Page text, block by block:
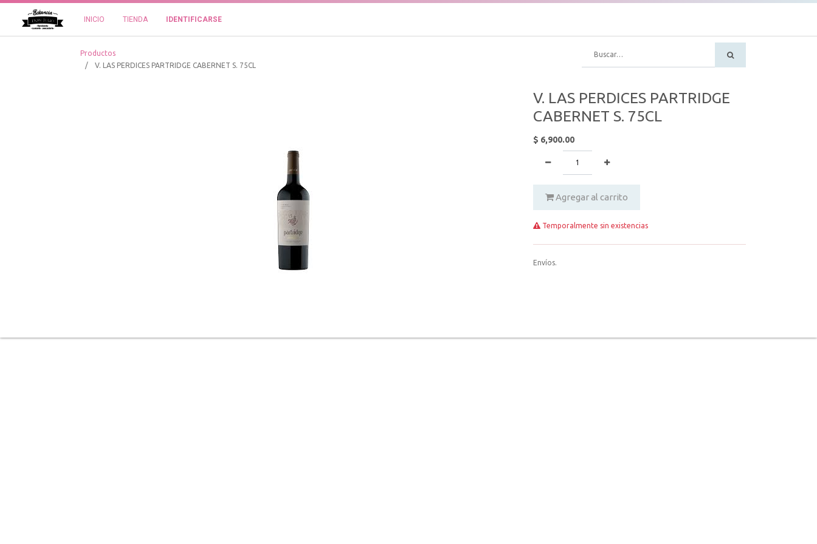
INICIO TIENDA IDENTIFICARSE
Productos
V. LAS PERDICES PARTRIDGE CABERNET S. 75CL
V. LAS PERDICES PARTRIDGE
CABERNET S. 75CL
$ 6,900.00
Agregar al carrito
Temporalmente sin existencias
Envíos.